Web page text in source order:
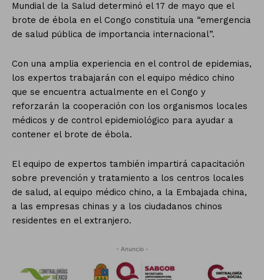
Mundial de la Salud determinó el 17 de mayo que el
brote de ébola en el Congo constituía una “emergencia
de salud pública de importancia internacional”.
Con una amplia experiencia en el control de epidemias,
los expertos trabajarán con el equipo médico chino
que se encuentra actualmente en el Congo y
reforzarán la cooperación con los organismos locales
médicos y de control epidemiológico para ayudar a
contener el brote de ébola.
El equipo de expertos también impartirá capacitación
sobre prevención y tratamiento a los centros locales
de salud, al equipo médico chino, a la Embajada china,
a las empresas chinas y a los ciudadanos chinos
residentes en el extranjero.
- Anuncio -